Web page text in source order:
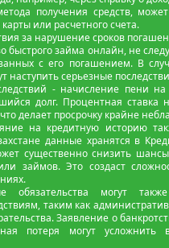
получения средств,
или расчетного счета.
за нарушение сроков
быстрого займа онлайн, не
с его погашением. В
наступить серьезные
- начисление пени на
долг. Процентная
делает просрочку крайне
на кредитную историю
данные хранятся в
существенно снизить
займов. Это создаст
обязательства могут
таким как
Заявление о
потеря могут усложнить